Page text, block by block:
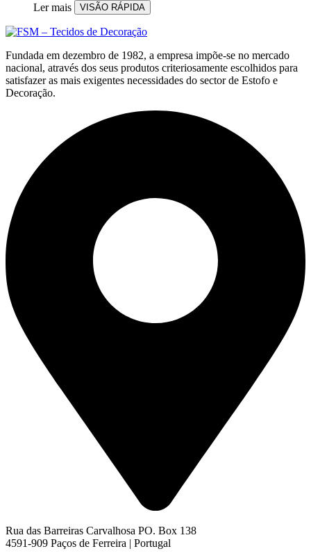
Ler mais VISÃO RÁPIDA
Fundada em dezembro de 1982, a empresa impõe-se no mercado
nacional, através dos seus produtos criteriosamente escolhidos para
satisfazer as mais exigentes necessidades do sector de Estofo e
Decoração.
Rua das Barreiras Carvalhosa PO. Box 138
4591-909 Paços de Ferreira | Portugal